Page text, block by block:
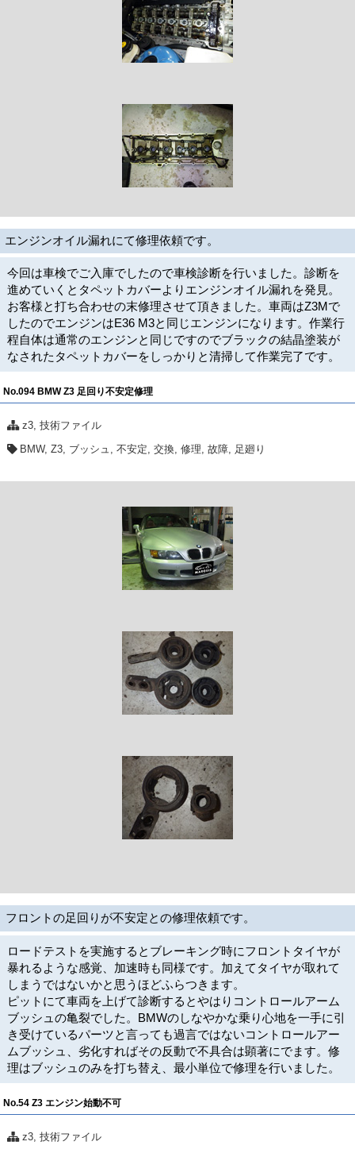
エンジンオイル漏れにて修理依頼です。
今回は車検でご入庫でしたので車検診断を行いました。診断を
進めていくとタペットカバーよりエンジンオイル漏れを発見。
お客様と打ち合わせの末修理させて頂きました。車両はZ3Mで
したのでエンジンはE36 M3と同じエンジンになります。作業行
程自体は通常のエンジンと同じですのでブラックの結晶塗装が
なされたタペットカバーをしっかりと清掃して作業完了です。
No.094 BMW Z3 足回り不安定修理
z3,技術ファイル
BMW,Z3 ブッシュ ,不安定 ,交換 ,修理 ,故障 足廻り
フロントの足回りが不安定との修理依頼です。
ロードテストを実施するとブレーキング時にフロントタイヤが
暴れるような感覚、加速時も同様です。加えてタイヤが取れて
しまうではないかと思うほどふらつきます。
ピットにて車両を上げて診断するとやはりコントロールアーム
ブッシュの亀裂でした。BMWのしなやかな乗り心地を一手に引
き受けているパーツと言っても過言ではないコントロールアー
ムブッシュ、劣化すればその反動で不具合は顕著にでます。修
理はブッシュのみを打ち替え、最小単位で修理を行いました。
No.54 Z3 エンジン始動不可
z3,技術ファイル